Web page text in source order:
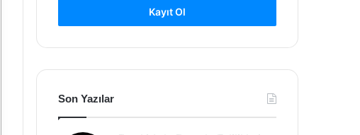
Kayıt Ol
Son Yazılar